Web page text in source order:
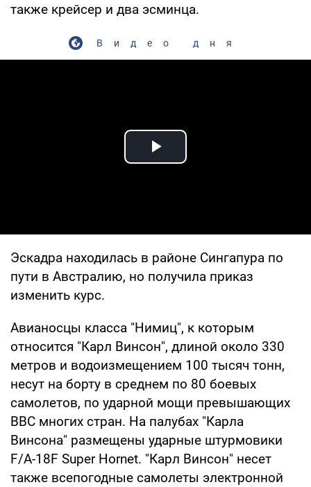
также крейсер и два эсминца.
Видео дня
Play Video
Эскадра находилась в районе Сингапура по
пути в Австралию, но получила приказ
изменить курс.
Авианосцы класса "Нимиц", к которым
относится "Карл Винсон", длиной около 330
метров и водоизмещением 100 тысяч тонн,
несут на борту в среднем по 80 боевых
самолетов, по ударной мощи превышающих
ВВС многих стран. На палубах "Карла
Винсона" размещены ударные штурмовики
F/A-18F Super Hornet. "Карл Винсон" несет
также всепогодные самолеты электронной